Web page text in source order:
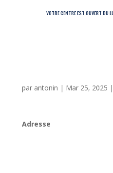
VOTRE CENTRE EST OUVERT DU
par antonin | Mar 25, 2025 |
Adresse